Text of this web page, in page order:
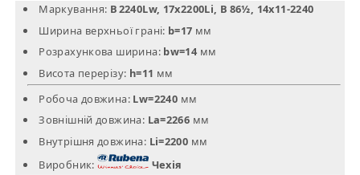
Маркування: B 2240Lw, 17x2200Li, B 86½, 14х11-2240
Ширина верхньої грані: b=17 мм
Розрахункова ширина: bw=14 мм
Висота перерізу: h=11 мм
Робоча довжина: Lw=2240 мм
Зовнішній довжина: La=2266 мм
Внутрішня довжина: Li=2200 мм
Виробник:
Чехія